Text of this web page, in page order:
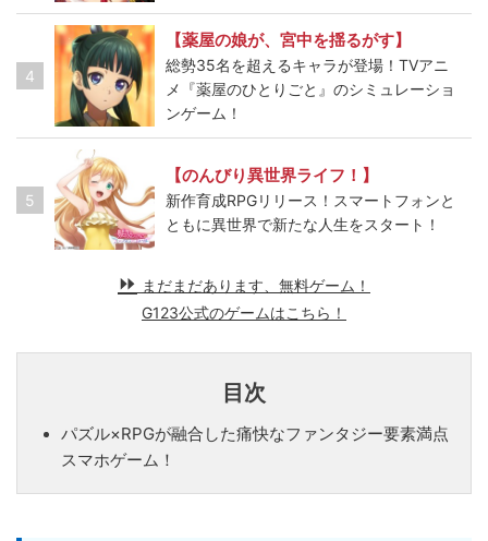
4
【薬屋の娘が、宮中を揺るがす】
総勢35名を超えるキャラが登場！TVアニ
メ『薬屋のひとりごと』のシミュレーショ
ンゲーム！
5
【のんびり異世界ライフ！】
新作育成RPGリリース！スマートフォンと
ともに異世界で新たな人生をスタート！
まだまだあります、無料ゲーム！
G123公式のゲームはこちら！
目次
パズル×RPGが融合した痛快なファンタジー要素満点
スマホゲーム！